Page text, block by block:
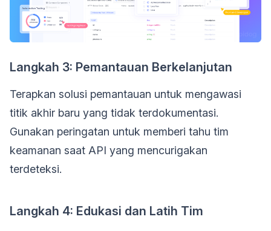
Langkah 3: Pemantauan Berkelanjutan
Terapkan solusi pemantauan untuk mengawasi
titik akhir baru yang tidak terdokumentasi.
Gunakan peringatan untuk memberi tahu tim
keamanan saat API yang mencurigakan
terdeteksi.
Langkah 4: Edukasi dan Latih Tim